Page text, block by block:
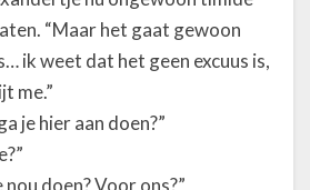
“Maar het gaat gewoon
ik weet dat het geen excuus is,
me.”
je hier aan doen?”